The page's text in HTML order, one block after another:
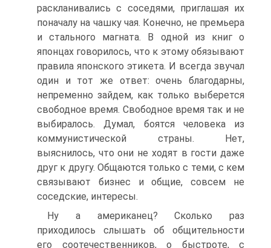
раскланивались с соседями, приглашая их
поначалу на чашку чая. Конечно, не премьера
и стального магната. В одной из книг о
японцах говорилось, что к этому обязывают
правила японского этикета. И всегда звучал
один и тот же ответ: очень благодарны,
непременно зайдем, как только выберется
свободное время. Свободное время так и не
выбиралось. Думал, боятся человека из
коммунистической страны. Нет,
выяснилось, что они не ходят в гости даже
друг к другу. Общаются только с теми, с кем
связывают бизнес и общие, совсем не
соседские, интересы.
Ну а американец? Сколько раз
приходилось слышать об общительности
его соотечественников, о быстроте, с